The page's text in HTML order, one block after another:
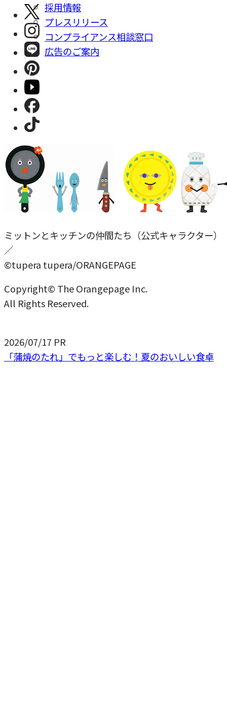
採⽤情報
プレスリリース
コンプライアンス相談窓⼝
広告のご案内
ミットンとキッチンの仲間たち（公式キャラクター）
／
©tupera tupera/ORANGEPAGE
Copyright© The Orangepage Inc.
All Rights Reserved.
2026/07/17 PR
「蒲焼のたれ」でもっと楽しむ！夏のおいしい食卓